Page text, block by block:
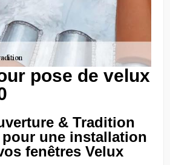
pose de velux
& Tradition
une installation
fenêtres Velux